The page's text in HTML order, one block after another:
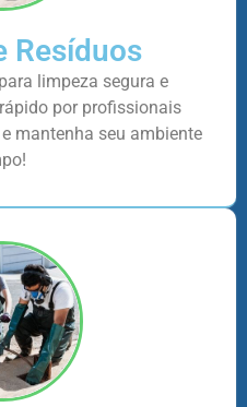
Resíduos
limpeza segura e
por profissionais
mantenha seu ambiente